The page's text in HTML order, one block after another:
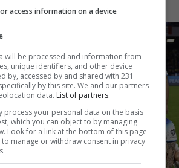
access information on a device
will be processed and information from
unique identifiers, and other device
by, accessed by and shared with 231
by this site. We and our partners
data. List of partners.
process your personal data on the basis
which you can object to by managing
Look for a link at the bottom of this page
manage or withdraw consent in privacy